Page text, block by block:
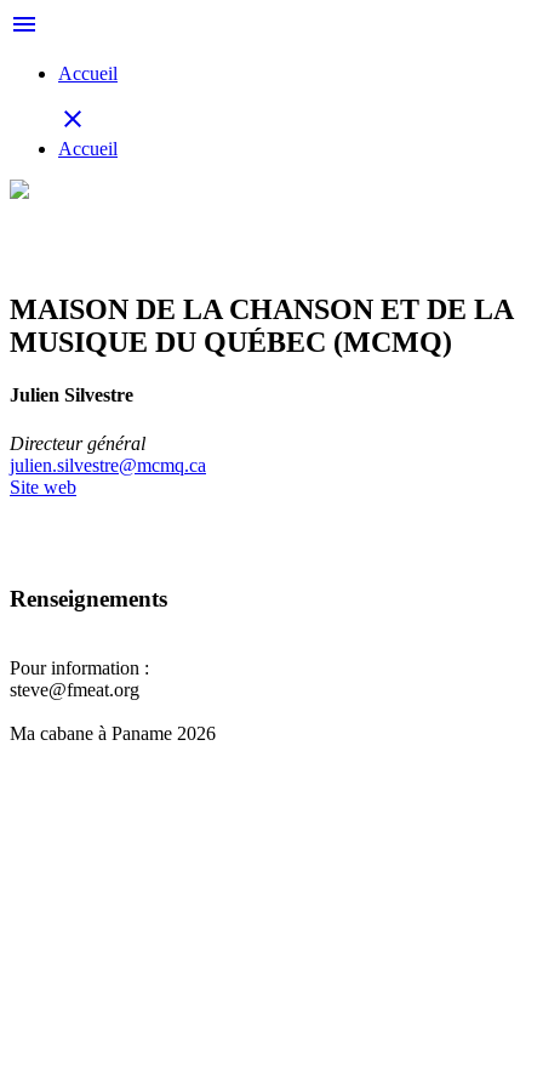
menu
Accueil
close
Accueil
MAISON DE LA CHANSON ET DE LA
MUSIQUE DU QUÉBEC (MCMQ)
Julien Silvestre
Directeur général
julien.silvestre@mcmq.ca
Site web
Renseignements
Pour information :
steve@fmeat.org
Ma cabane à Paname 2026